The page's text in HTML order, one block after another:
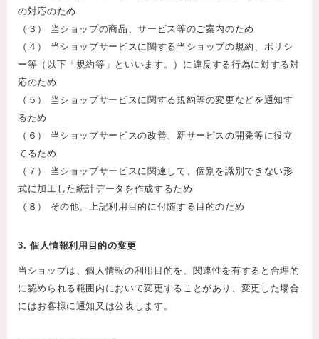
の対応のため
（３） 当ショップの商品、サービス等のご案内のため
（４） 当ショップサービスに関する当ショップの規約、ポリシ
ー等（以下「規約等」といいます。）に違反する行為に対する対
応のため
（５） 当ショップサービスに関する規約等の変更などを通知す
るため
（６） 当ショップサービスの改善、新サービスの開発等に役立
てるため
（７） 当ショップサービスに関連して、個別を識別できない形
式に加工した統計データを作成するため
（８） その他、上記利用目的に付随する目的のため
3. 個人情報利用目的の変更
当ショップは、個人情報の利用目的を、関連性を有すると合理的
に認められる範囲内において変更することがあり、変更した場合
にはお客様に通知又は公表します。